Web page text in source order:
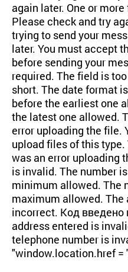
again later. One or
Please check and try
trying to send your
later. You must accept
before sending your
required. The field is
short. The date format
before the earliest one
the latest one allowed.
error uploading the file.
upload files of this
was an error uploading
is invalid. The number
minimum allowed. The
maximum allowed. The
incorrect. Код введено
address entered is
telephone number is
"window.location.href =